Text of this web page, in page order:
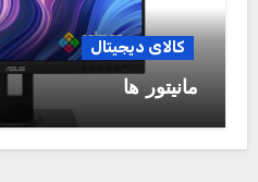
کالای دیجیتال
مانیتور ها